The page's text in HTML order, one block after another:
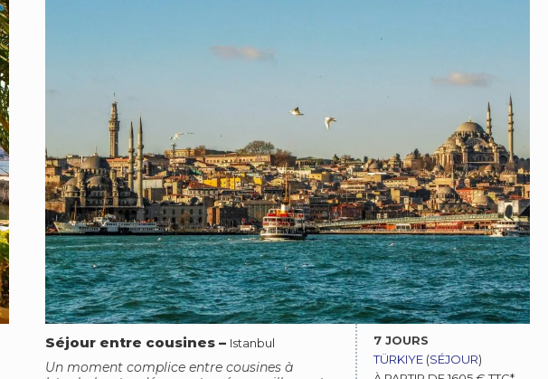
7 JOURS
TÜRKIYE(SÉJOUR)
Séjour entre cousines – Istanbul
Un moment complice entre cousines à